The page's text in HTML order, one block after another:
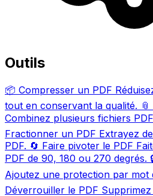
Outils
📦 Compresser un PDF
tout en conservant la qualité. 📎
Combinez plusieurs fichiers
Fractionner un PDF Extrayez
PDF. 🔄 Faire pivoter le PDF
PDF de 90, 180 ou 270 degrés.
Ajoutez une protection par mot
Déverrouiller le PDF